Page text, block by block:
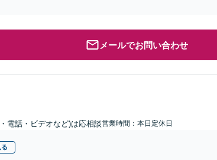
メールでお問い合わせ
電話・ビデオなど)は応相談営業時間：本日定休日